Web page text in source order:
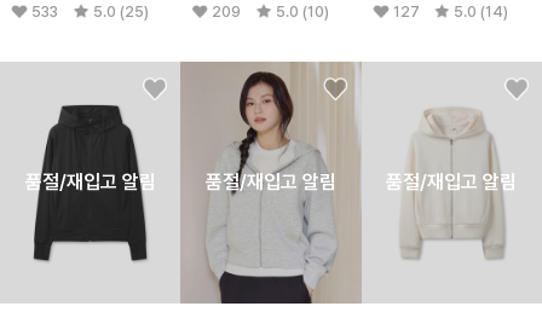
533 5.0 (25) 209 5.0 (10) 127 5.0 (14)
품절/재입고 알림 품절/재입고 알림 품절/재입고 알림